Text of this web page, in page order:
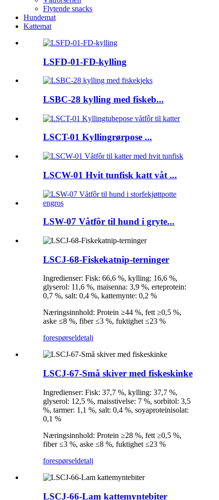
Flytende snacks
Hundemat
Kattemat
LSFD-01-FD-kylling
LSBC-28 kylling med fiskeb...
LSCT-01 Kyllingrørpose ...
LSCW-01 Hvit tunfisk katt våt ...
LSW-07 Våtfôr til hund i gryte...
LSCJ-68-Fiskekatnip-terninger
Ingredienser: Fisk: 66,6 %, kylling: 16,6 %,
glyserol: 11,6 %, maisenna: 3,9 %, erteprotein:
0,7 %, salt: 0,4 %, kattemynte: 0,2 %
Næringsinnhold: Protein ≥44 %, fett ≥0,5 %,
aske ≤8 %, fiber ≤3 %, fuktighet ≤23 %
forespørseldetalj
LSCJ-67-Små skiver med fiskeskinke
Ingredienser: Fisk: 37,7 %, kylling: 37,7 %,
glyserol: 12,5 %, maisstivelse: 7 %, sorbitol: 3,5
%, tarmer: 1,1 %, salt: 0,4 %, soyaproteinisolat:
0,1 %
Næringsinnhold: Protein ≥28 %, fett ≥0,5 %,
fiber ≤3 %, aske ≤8 %, fuktighet ≤23 %
forespørseldetalj
LSCJ-66-Lam kattemyntebiter